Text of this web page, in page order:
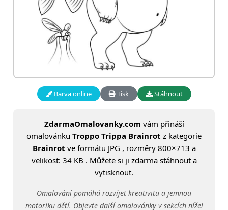
Barva online Tisk Stáhnout
ZdarmaOmalovanky.com vám přináší
omalovánku Troppo Trippa Brainrot z kategorie
Brainrot ve formátu JPG , rozměry 800×713 a
velikost: 34 KB . Můžete si ji zdarma stáhnout a
vytisknout.
Omalování pomáhá rozvíjet kreativitu a jemnou
motoriku dětí. Objevte další omalovánky v sekcích níže!